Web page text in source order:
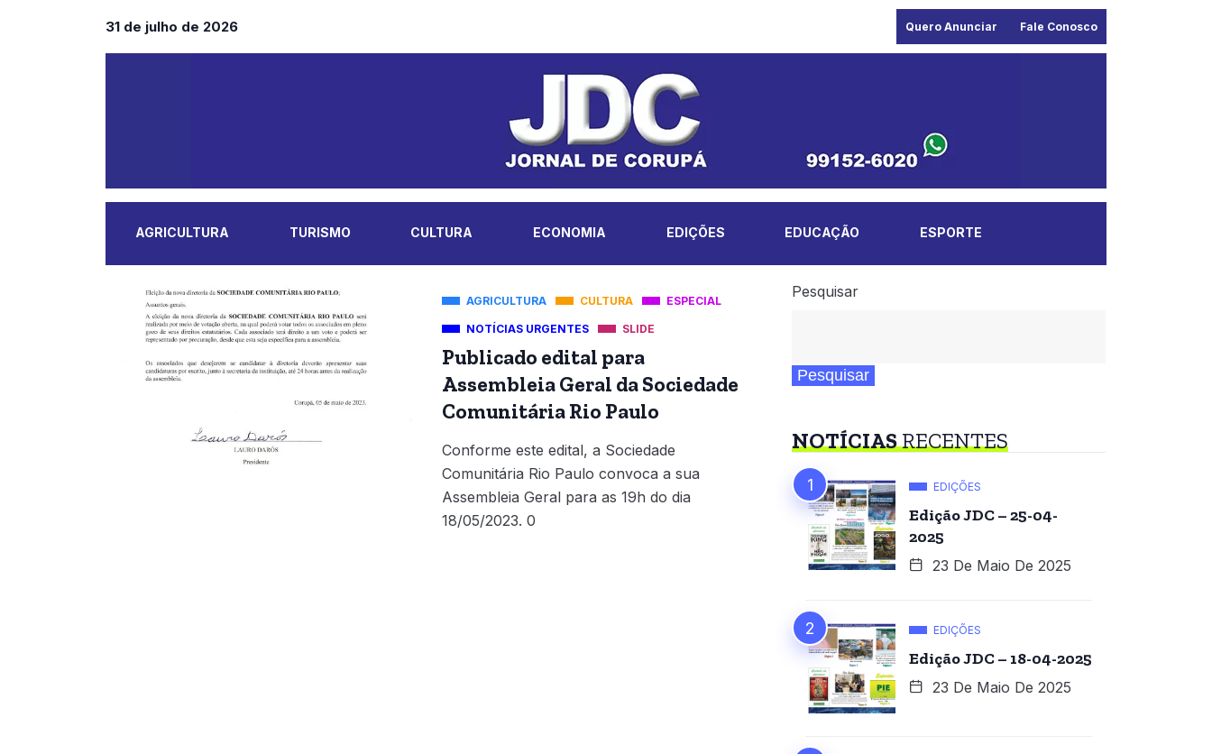
31 de julho de 2026 Quero Anunciar Fale Conosco
AGRICULTURA TURISMO CULTURA ECONOMIA EDIÇÕES EDUCAÇÃO ESPORTE
MAIS AGRICULTURA CULTURA ESPECIAL
NOTÍCIAS URGENTES SLIDE
Publicado edital para
Assembleia Geral da Sociedade
Comunitária Rio Paulo
Conforme este edital, a Sociedade
Comunitária Rio Paulo convoca a sua
Assembleia Geral para as 19h do dia
18/05/2023. 0
Pesquisar
Pesquisar
NOTÍCIASRECENTES
EDIÇÕES
Edição JDC – 25-04-
2025
23 De Maio De 2025
EDIÇÕES
Edição JDC – 18-04-2025
23 De Maio De 2025